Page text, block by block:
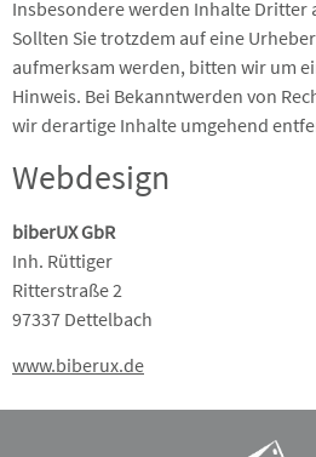
Insbesondere werden Inhalte Dritter
Sollten Sie trotzdem auf eine
aufmerksam werden, bitten wir um
Hinweis. Bei Bekanntwerden von
wir derartige Inhalte umgehend
Webdesign
biberUX GbR
Inh. Rüttiger
Ritterstraße 2
97337 Dettelbach
www.biberux.de